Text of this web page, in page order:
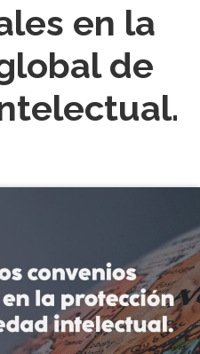
en la
de